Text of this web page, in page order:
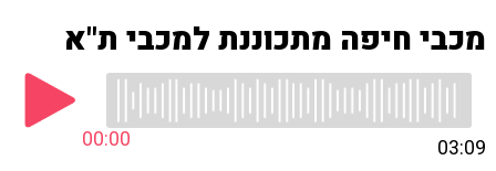
מכבי חיפה מתכוננת למכבי ת"א
00:00 03:09